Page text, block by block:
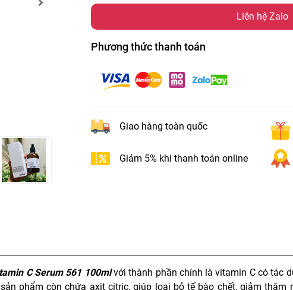
Liên hệ Zalo
Phương thức thanh toán
Giao hàng toàn quốc
Giảm 5% khi thanh toán online
C Serum 561 100mlvới thành phần chính là vitamin C có tác
phẩm còn chứa axit citric, giúp loại bỏ tế bào chết, giảm thâm